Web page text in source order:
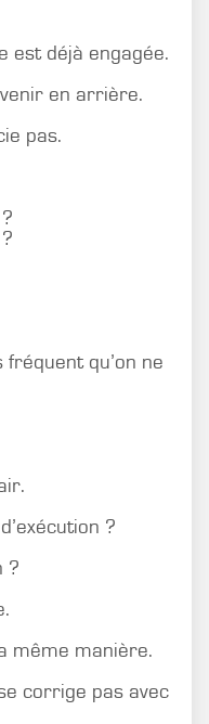
est déjà engagée.
en arrière.
pas.
qu’on ne
?
?
même manière.
corrige pas avec